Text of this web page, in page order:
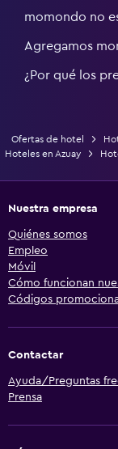
momondo no
Agregamos
¿Por qué los
Ofertas de hotel
Hoteles en Azuay
Nuestra empresa
Quiénes somos
Empleo
Móvil
Cómo funcionan
Códigos
Contactar
Ayuda/Preguntas
Prensa